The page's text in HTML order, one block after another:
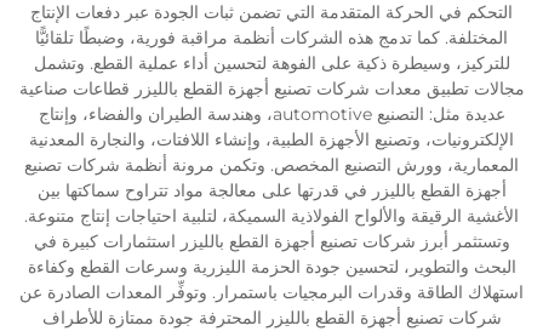
التحكم في الحركة المتقدمة التي تضمن ثبات الجودة عبر دفعات الإنتاج
المختلفة. كما تدمج هذه الشركات أنظمة مراقبة فورية، وضبطًا تلقائيًّا
للتركيز، وسيطرة ذكية على الفوهة لتحسين أداء عملية القطع. وتشمل
مجالات تطبيق معدات شركات تصنيع أجهزة القطع بالليزر قطاعات صناعية
عديدة مثل: التصنيع automotive، وهندسة الطيران والفضاء، وإنتاج
الإلكترونيات، وتصنيع الأجهزة الطبية، وإنشاء اللافتات، والنجارة المعدنية
المعمارية، وورش التصنيع المخصص. وتكمن مرونة أنظمة شركات تصنيع
أجهزة القطع بالليزر في قدرتها على معالجة مواد تتراوح سماكتها بين
الأغشية الرقيقة والألواح الفولاذية السميكة، لتلبية احتياجات إنتاج متنوعة.
وتستثمر أبرز شركات تصنيع أجهزة القطع بالليزر استثمارات كبيرة في
البحث والتطوير، لتحسين جودة الحزمة الليزرية وسرعات القطع وكفاءة
استهلاك الطاقة وقدرات البرمجيات باستمرار. وتوفِّر المعدات الصادرة عن
شركات تصنيع أجهزة القطع بالليزر المحترفة جودة ممتازة للأطراف